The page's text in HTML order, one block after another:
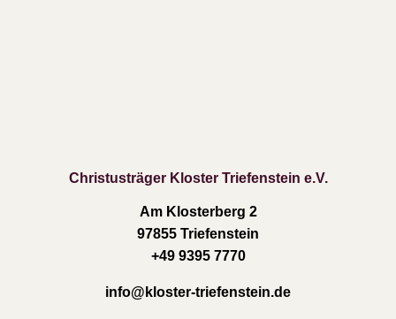
Christusträger Kloster Triefenstein e.V.
Am Klosterberg 2
97855 Triefenstein
+49 9395 7770
info@kloster-triefenstein.de